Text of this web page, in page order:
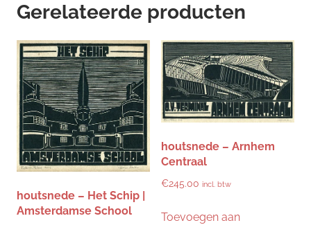
Gerelateerde producten
houtsnede – Het Schip |
Amsterdamse School
houtsnede – Arnhem
Centraal
€245.00 incl. btw
Toevoegen aan